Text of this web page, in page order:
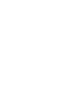
אינם מדברים על
מקרה המידע רב
משתנה